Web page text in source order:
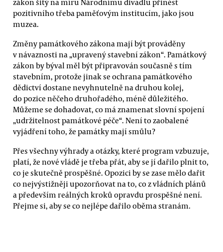
pozitivního třeba paměťovým institucím, jako jsou
muzea.
Změny památkového zákona mají být prováděny
v návaznosti na „upravený stavební zákon“. Památkový
zákon by býval měl být připravován současně s tím
stavebním, protože jinak se ochrana památkového
dědictví dostane nevyhnutelně na druhou kolej,
do pozice něčeho druhořadého, méně důležitého.
Můžeme se dohadovat, co má znamenat slovní spojení
„udržitelnost památkové péče“. Není to zaobalené
vyjádření toho, že památky mají smůlu?
Přes všechny výhrady a otázky, které program vzbuzuje,
platí, že nové vládě je třeba přát, aby se jí dařilo plnit to,
co je skutečně prospěšné. Opozici by se zase mělo dařit
co nejvýstižněji upozorňovat na to, co z vládních plánů
a především reálných kroků opravdu prospěšné není.
Přejme si, aby se co nejlépe dařilo oběma stranám.